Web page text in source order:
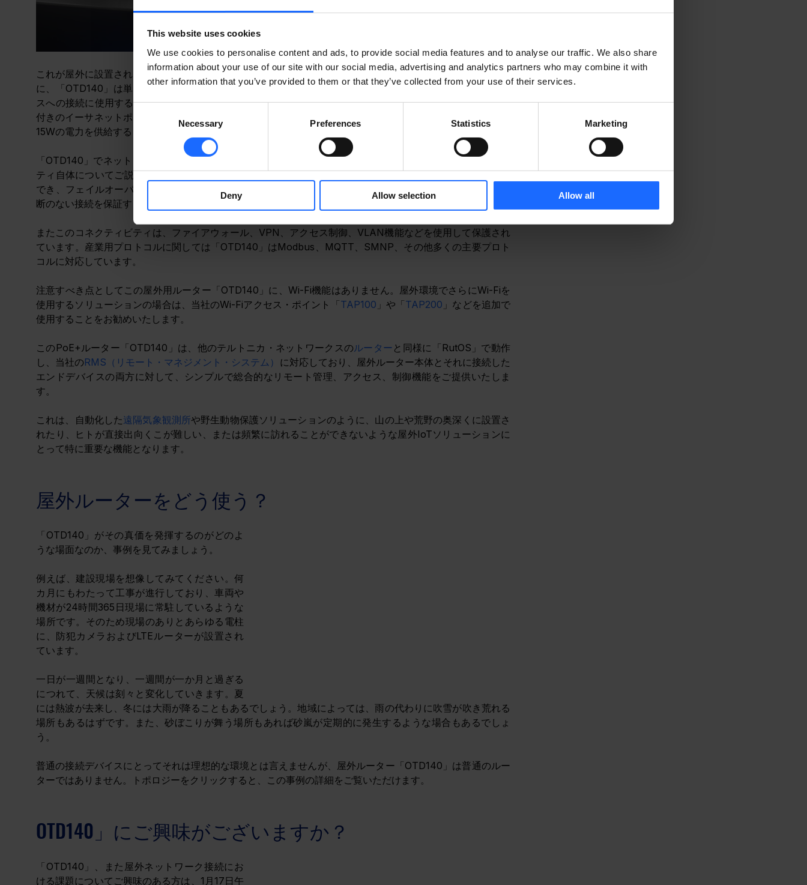
This website uses cookies
We use cookies to personalise content and ads, to provide social media features and to analyse our traffic. We also share
information about your use of our site with our social media, advertising and analytics partners who may combine it with
other information that you’ve provided to them or that they’ve collected from your use of their services.
Necessary Preferences Statistics Marketing
Deny Allow selection Allow all
これが屋外に設置されることも考えると、もちろん配線は少なければ少ないほどよいといえます。幸いなこと
に、「OTD140」は単なる屋外ルーターではなく、PoE+ルーターでもあります。このため、エンド・デバイ
スへの接続に使用するケーブルで、エンド・デバイス自体に電力を供給することができるのです。PoE+機能
付きのイーサネットポートがふたつあり（ひとつはPoE-in、もうひとつはPoE-out）、エンドデバイスに最大
15Wの電力を供給することが可能となります。
「OTD140」でネットワーク・コネクティビティを安全に保護できることがわかったところで、コネクティビ
ティ自体についてご説明させてください。このデバイスは、二枚のSIMカードでスムーズなLTE Cat 4接続が
でき、フェイルオーバー、バックアップWAN、その他の切替シナリオなどの信頼性機能により、安定した中
断のない接続を保証することができます。
またこのコネクティビティは、ファイアウォール、VPN、アクセス制御、VLAN機能などを使用して保護され
ています。産業用プロトコルに関しては「OTD140」はModbus、MQTT、SMNP、その他多くの主要プロト
コルに対応しています。
注意すべき点としてこの屋外用ルーター「OTD140」に、Wi-Fi機能はありません。屋外環境でさらにWi-Fiを
使用するソリューションの場合は、当社のWi-Fiアクセス・ポイント「TAP100 」や「TAP200 」などを追加で
使用することをお勧めいたします。
このPoE+ルーター「OTD140」は、他のテルトニカ・ネットワークスのルーター と同様に「RutOS」で動作
し、当社のRMS（リモート・マネジメント・システム） に対応しており、屋外ルーター本体とそれに接続した
エンドデバイスの両方に対して、シンプルで総合的なリモート管理、アクセス、制御機能をご提供いたしま
す。
これは、自動化した遠隔気象観測所や野生動物保護ソリューションのように、山の上や荒野の奥深くに設置さ
れたり、ヒトが直接出向くこが難しい、または頻繁に訪れることができないような屋外IoTソリューションに
とって特に重要な機能となります。
屋外ルーターをどう使う？
「OTD140」がその真価を発揮するのがどのよ
うな場面なのか、事例を見てみましょう。
例えば、建設現場を想像してみてください。何
カ月にもわたって工事が進行しており、車両や
機材が24時間365日現場に常駐しているような
場所です。そのため現場のありとあらゆる電柱
に、防犯カメラおよびLTEルーターが設置され
ています。
一日が一週間となり、一週間が一か月と過ぎる
につれて、天候は刻々と変化していきます。夏
には熱波が去来し、冬には大雨が降ることもあるでしょう。地域によっては、雨の代わりに吹雪が吹き荒れる
場所もあるはずです。また、砂ぼこりが舞う場所もあれば砂嵐が定期的に発生するような場合もあるでしょ
う。
普通の接続デバイスにとってそれは理想的な環境とは言えませんが、屋外ルーター「OTD140」は普通のルー
ターではありません。トポロジーをクリックすると、この事例の詳細をご覧いただけます。
OTD140」にご興味がございますか？
「OTD140」、また屋外ネットワーク接続にお
ける課題についてご興味のある方は、1月17日午